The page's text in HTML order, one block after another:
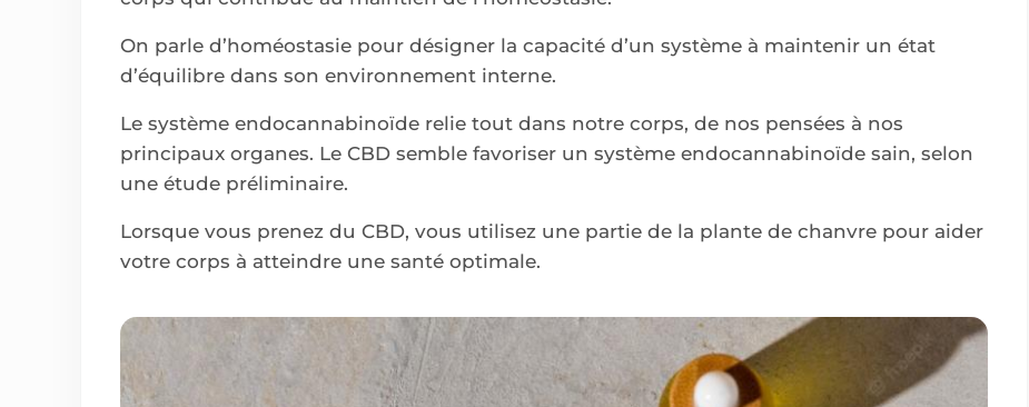
On parle d’homéostasie pour désigner la capacité d’un système à maintenir un état
d’équilibre dans son environnement interne.
Le système endocannabinoïde relie tout dans notre corps, de nos pensées à nos
principaux organes. Le CBD semble favoriser un système endocannabinoïde sain, selon
une étude préliminaire.
Lorsque vous prenez du CBD, vous utilisez une partie de la plante de chanvre pour aider
votre corps à atteindre une santé optimale.